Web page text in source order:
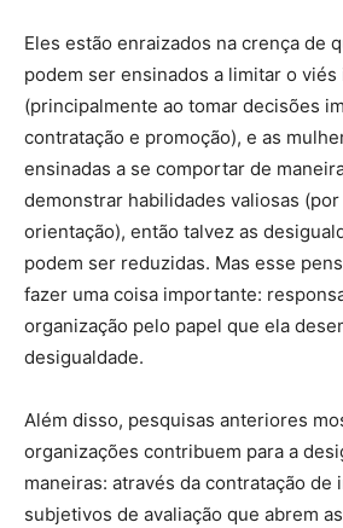
Eles estão enraizados na crença de
podem ser ensinados a limitar o
(principalmente ao tomar decisões
contratação e promoção), e as
ensinadas a se comportar de
demonstrar habilidades valiosas
orientação), então talvez as
podem ser reduzidas. Mas esse
fazer uma coisa importante:
organização pelo papel que ela
desigualdade.
Além disso, pesquisas anteriores
organizações contribuem para a
maneiras: através da contratação
subjetivos de avaliação que abrem